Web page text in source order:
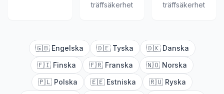
träffsäkerhet
träffsäkerhet
🇬🇧 Engelska 🇩🇪 Tyska 🇩🇰 Danska
🇫🇮 Finska 🇫🇷 Franska 🇳🇴 Norska
🇵🇱 Polska 🇪🇪 Estniska 🇷🇺 Ryska